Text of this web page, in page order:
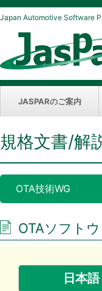
Japan Automotive Software
JASPARのご案内
規格文書/解
OTA技術WG
OTAソフト
日本語